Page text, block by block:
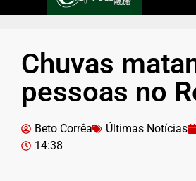
Chuvas
pessoas no
Beto Corrêa Últimas Notícias
14:38